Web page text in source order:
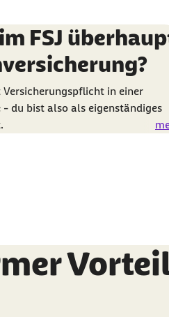
FSJ
Versicherungspflicht in einer
- du bist also als eigenständiges